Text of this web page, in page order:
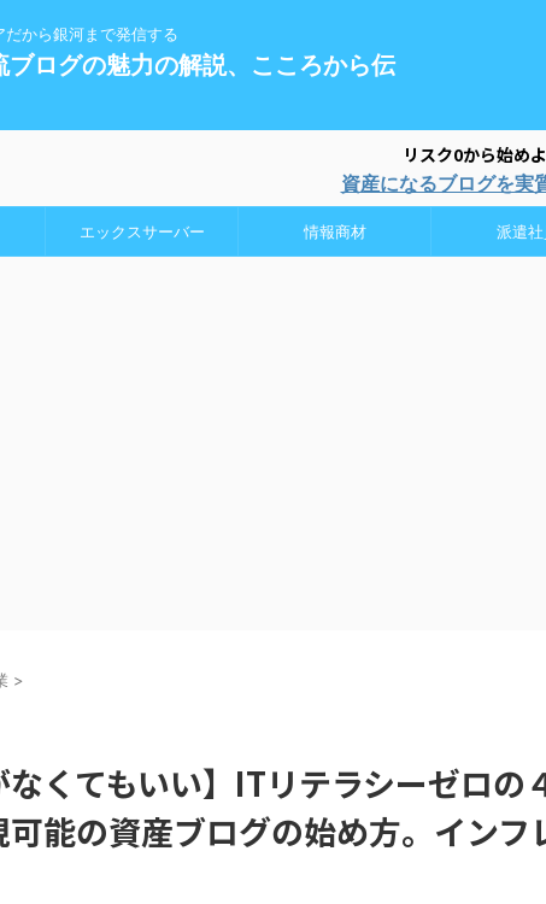
だから銀河まで発信する
ブログの魅力の解説、こころから伝
リスク0から始め
資産になるブログを実
エックスサーバー 情報商材 派遣社
>
なくてもいい】ITリテラシーゼロの
可能の資産ブログの始め方。インフ